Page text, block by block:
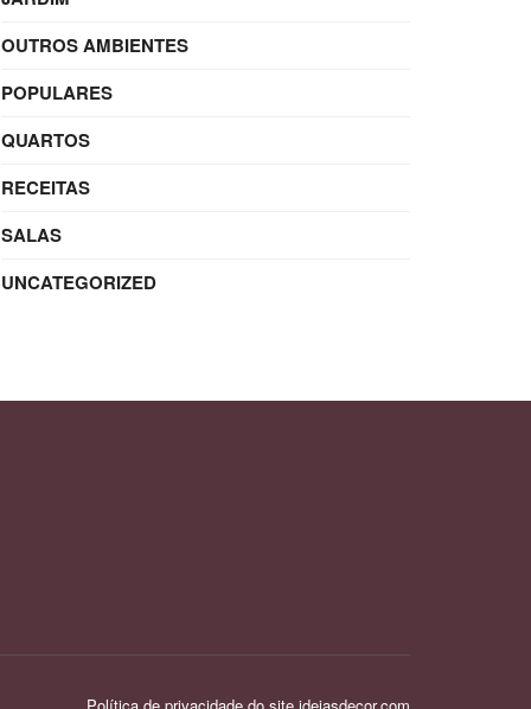
OUTROS AMBIENTES
POPULARES
QUARTOS
RECEITAS
SALAS
UNCATEGORIZED